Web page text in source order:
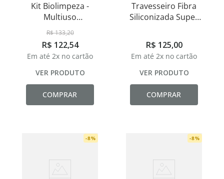
Kit Biolimpeza -
Multiuso
Hipoalergênico
500ml
R$133,20
R$ 122,54
Em até 2x no cartão
VER PRODUTO
COMPRAR
Travesseiro Fibra
Siliconizada Super
R$ 125,00
Em até 2x no cartão
VER PRODUTO
COMPRAR
-8% -8%